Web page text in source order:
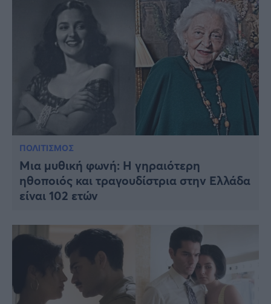
ΠΟΛΙΤΙΣΜΟΣ
Μια μυθική φωνή: Η γηραιότερη
ηθοποιός και τραγουδίστρια στην Ελλάδα
είναι 102 ετών